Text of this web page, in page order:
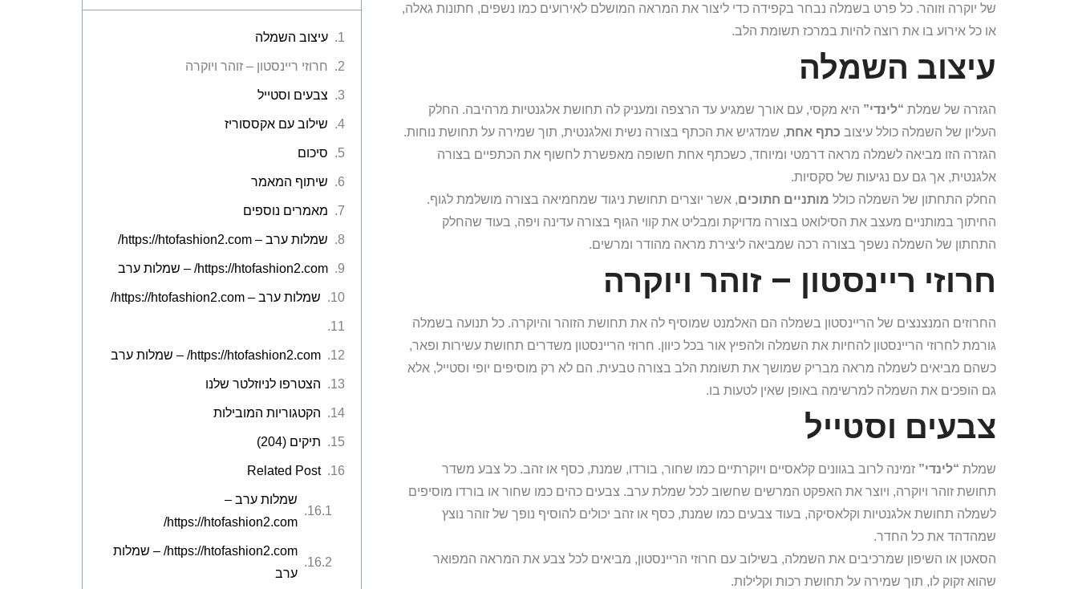
של יוקרה וזוהר. כל פרט בשמלה נבחר בקפידה כדי ליצור את המראה המושלם לאירועים כמו נשפים, חתונות גאלה,
או כל אירוע בו את רוצה להיות במרכז תשומת הלב.
עיצוב השמלה
הגזרה של שמלת “לינדי” היא מקסי, עם אורך שמגיע עד הרצפה ומעניק לה תחושת אלגנטיות מרהיבה. החלק
העליון של השמלה כולל עיצוב כתף אחת, שמדגיש את הכתף בצורה נשית ואלגנטית, תוך שמירה על תחושת נוחות.
הגזרה הזו מביאה לשמלה מראה דרמטי ומיוחד, כשכתף אחת חשופה מאפשרת לחשוף את הכתפיים בצורה
אלגנטית, אך גם עם נגיעות של סקסיות.
החלק התחתון של השמלה כולל מותניים חתוכים, אשר יוצרים תחושת ניגוד שמחמיאה בצורה מושלמת לגוף.
החיתוך במותניים מעצב את הסילואט בצורה מדויקת ומבליט את קווי הגוף בצורה עדינה ויפה, בעוד שהחלק
התחתון של השמלה נשפך בצורה רכה שמביאה ליצירת מראה מהודר ומרשים.
חרוזי ריינסטון – זוהר ויוקרה
החרוזים המנצנצים של הריינסטון בשמלה הם האלמנט שמוסיף לה את תחושת הזוהר והיוקרה. כל תנועה בשמלה
גורמת לחרוזי הריינסטון להחיות את השמלה ולהפיץ אור בכל כיוון. חרוזי הריינסטון משדרים תחושת עשירות ופאר,
כשהם מביאים לשמלה מראה מבריק שמושך את תשומת הלב בצורה טבעית. הם לא רק מוסיפים יופי וסטייל, אלא
גם הופכים את השמלה למרשימה באופן שאין לטעות בו.
צבעים וסטייל
שמלת “לינדי” זמינה לרוב בגוונים קלאסיים ויוקרתיים כמו שחור, בורדו, שמנת, כסף או זהב. כל צבע משדר
תחושת זוהר ויוקרה, ויוצר את האפקט המרשים שחשוב לכל שמלת ערב. צבעים כהים כמו שחור או בורדו מוסיפים
לשמלה תחושת אלגנטיות וקלאסיקה, בעוד צבעים כמו שמנת, כסף או זהב יכולים להוסיף נופך של זוהר נוצץ
שמהדהד את כל החדר.
הסאטן או השיפון שמרכיבים את השמלה, בשילוב עם חרוזי הריינסטון, מביאים לכל צבע את המראה המפואר
שהוא זקוק לו, תוך שמירה על תחושת רכות וקלילות.
עיצוב השמלה
חרוזי ריינסטון – זוהר ויוקרה
צבעים וסטייל
שילוב עם אקססוריז
סיכום
שיתוף המאמר
מאמרים נוספים
שמלות ערב – https://htofashion2.com/
https://htofashion2.com/ – שמלות ערב
שמלות ערב – https://htofashion2.com/
https://htofashion2.com/ – שמלות ערב
הצטרפו לניוזלטר שלנו
הקטגוריות המובילות
תיקים (204)
Related Post
שמלות ערב –
https://htofashion2.com/
https://htofashion2.com/ – שמלות
ערב